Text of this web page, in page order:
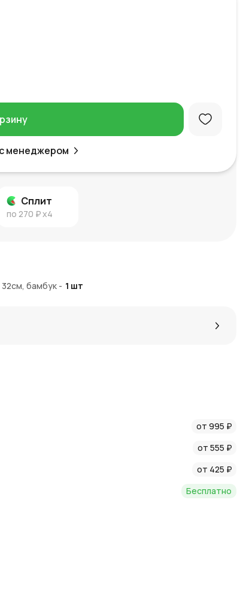
менеджером
Сплит
по 270 ₽x4
бамбук - 1 шт
от 995 ₽
от 555 ₽
от 425 ₽
Бесплатно